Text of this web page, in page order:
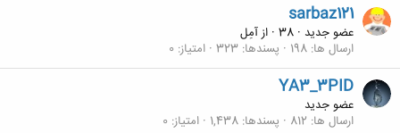
sarbaz121
عضو جدید ·
· ازآمِل
ارسال ها 198 پسندها 323 امتیاز 0
YA3_3PID
عضو جدید
ارسال ها 812 پسندها 1,438 امتیاز 0